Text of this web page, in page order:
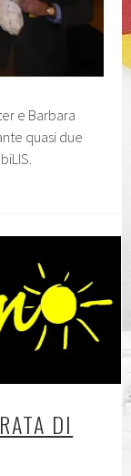
e Barbara
quasi due
DI